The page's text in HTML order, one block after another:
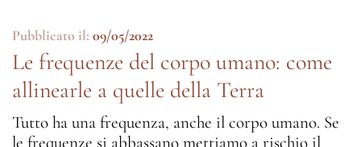
Pubblicato il: 09/05/2022
Le frequenze del corpo umano: come
allinearle a quelle della Terra
Tutto ha una frequenza, anche il corpo umano. Se
le frequenze si abbassano mettiamo a rischio il